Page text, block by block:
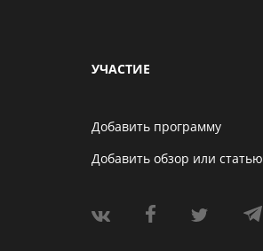
УЧАСТИЕ
Добавить программу
Добавить обзор или статью